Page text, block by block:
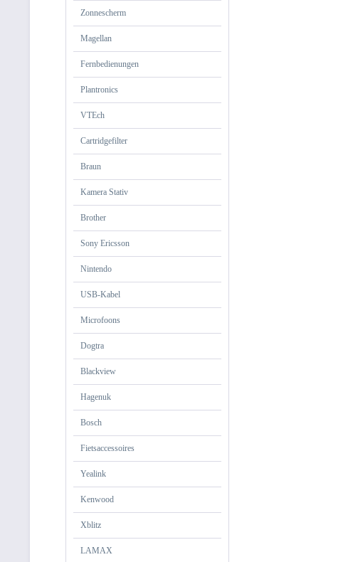
Zonnescherm
Magellan
Fernbedienungen
Plantronics
VTEch
Cartridgefilter
Braun
Kamera Stativ
Brother
Sony Ericsson
Nintendo
USB-Kabel
Microfoons
Dogtra
Blackview
Hagenuk
Bosch
Fietsaccessoires
Yealink
Kenwood
Xblitz
LAMAX